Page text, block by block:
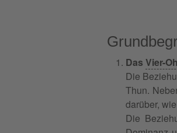
Das Vier-
Die
Thun.
darüber,
Die